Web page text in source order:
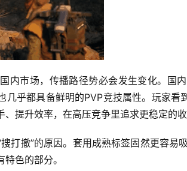
内市场，传播路径势必会发生变化。国
几乎都具备鲜明的PVP竞技属性。玩家看
提升效率，在高压竞争里追求更稳定的收
打撤”的原因。套用成熟标签固然更容易
色的部分。